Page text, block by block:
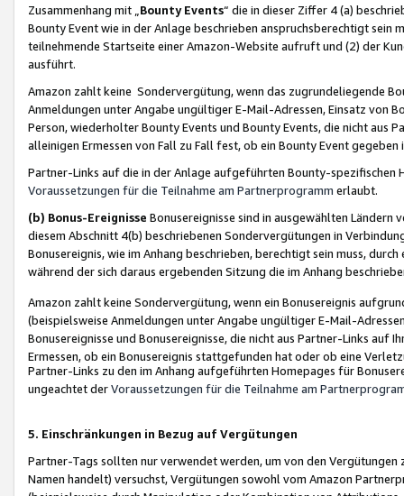
Zusammenhang mit „ Bounty Events“ die in dieser Ziffer 4 (a)
Bounty Event wie in der Anlage beschrieben anspruchsberechtigt sein
teilnehmende Startseite einer Amazon-Website aufruft und (2) der
ausführt.
Amazon zahlt keine Sondervergütung, wenn das zugrundeliegende
Anmeldungen unter Angabe ungültiger E-Mail-Adressen, Einsatz von
Person, wiederholter Bounty Events und Bounty Events, die nicht
alleinigen Ermessen von Fall zu Fall fest, ob ein Bounty Event
Partner-Links auf die in der Anlage aufgeführten Bounty-spezifischen
Voraussetzungen für die Teilnahme am Partnerprogramm erlaubt.
(b) Bonus-Ereignisse Bonusereignisse sind in ausgewählten Ländern
diesem Abschnitt 4(b) beschriebenen Sondervergütungen in
Bonusereignis, wie im Anhang beschrieben, berechtigt sein muss,
während der sich daraus ergebenden Sitzung die im Anhang
Amazon zahlt keine Sondervergütung, wenn ein Bonusereignis
(beispielsweise Anmeldungen unter Angabe ungültiger E-Mail-
Bonusereignisse und Bonusereignisse, die nicht aus Partner-Links auf
Ermessen, ob ein Bonusereignis stattgefunden hat oder ob eine
Partner-Links zu den im Anhang aufgeführten Homepages für
ungeachtet derVoraussetzungen für die Teilnahme am
5. Einschränkungen in Bezug auf Vergütungen
Partner-Tags sollten nur verwendet werden, um von den
Namen handelt) versuchst, Vergütungen sowohl vom Amazon